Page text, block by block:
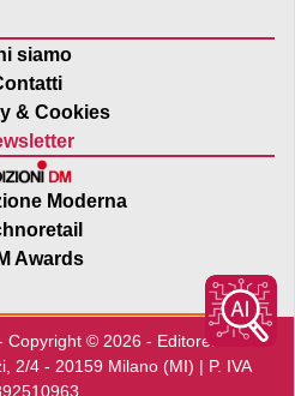
siamo
& Cookies
Moderna
Awards
Copyright © 2026 - Editore:Edra
2/4 - 20159 Milano (MI) | P. IVA